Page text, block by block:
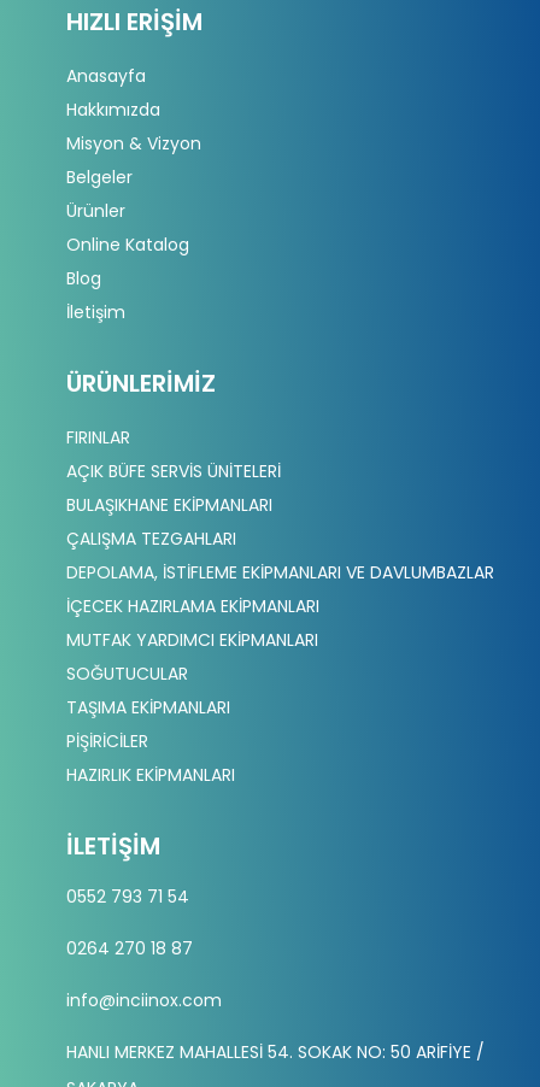
HIZLI ERIŞIM
Anasayfa
Hakkımızda
Misyon & Vizyon
Belgeler
Ürünler
Online Katalog
Blog
İletişim
ÜRÜNLERIMIZ
FIRINLAR
AÇIK BÜFE SERVİS ÜNİTELERİ
BULAŞIKHANE EKİPMANLARI
ÇALIŞMA TEZGAHLARI
DEPOLAMA, İSTİFLEME EKİPMANLARI VE DAVLUMBAZLAR
İÇECEK HAZIRLAMA EKİPMANLARI
MUTFAK YARDIMCI EKİPMANLARI
SOĞUTUCULAR
TAŞIMA EKİPMANLARI
PİŞİRİCİLER
HAZIRLIK EKİPMANLARI
İLETIŞIM
0552 793 71 54
0264 270 18 87
info@inciinox.com
HANLI MERKEZ MAHALLESİ 54. SOKAK NO: 50 ARİFİYE /